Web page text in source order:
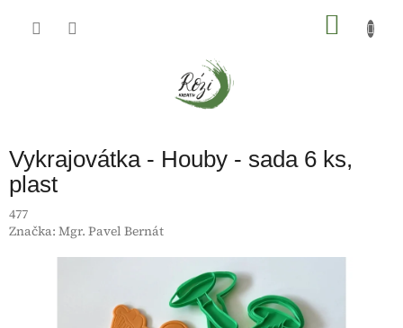
Vykrajovátka - Houby - sada 6 ks,
plast
477
Značka: Mgr. Pavel Bernát